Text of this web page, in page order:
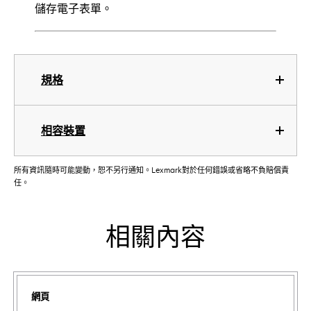
規格
相容裝置
儲存電子表單。
所有資訊隨時可能變動，恕不另行通知。Lexmark對於任何錯誤或省略不負賠償責
任。
相關內容
網頁